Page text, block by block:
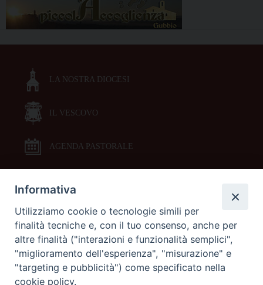
LA NOSTRA DIOCESI
IL VESCOVO
AGENDA PASTORALE
DOCUMENTI PASTORALI
ORARI MESSE
LITURGIA DELLE ORE
Informativa
Utilizziamo cookie o tecnologie simili per
finalità tecniche e, con il tuo consenso, anche per
altre finalità ("interazioni e funzionalità semplici",
"miglioramento dell'esperienza", "misurazione" e
"targeting e pubblicità") come specificato nella
cookie policy.